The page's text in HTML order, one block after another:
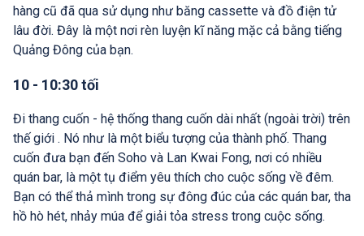
hàng cũ đã qua sử dụng như băng cassette và đồ điện tử
lâu đời. Đây là một nơi rèn luyện kĩ năng mặc cả bằng tiếng
Quảng Đông của bạn.
10 - 10:30 tối
Đi thang cuốn - hệ thống thang cuốn dài nhất (ngoài trời) trên
thế giới . Nó như là một biểu tượng của thành phố. Thang
cuốn đưa bạn đến Soho và Lan Kwai Fong, nơi có nhiều
quán bar, là một tụ điểm yêu thích cho cuộc sống về đêm.
Bạn có thể thả mình trong sự đông đúc của các quán bar, tha
hồ hò hét, nhảy múa để giải tỏa stress trong cuộc sống.